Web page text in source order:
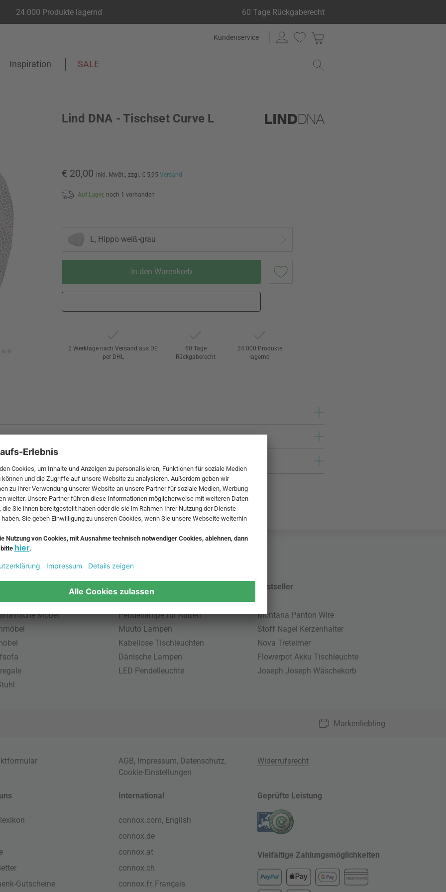
24.000 Produkte lagernd 60 Tage Rückgaberecht
Kundenservice
Inspiration SALE
Lind DNA - Tischset Curve L
€ 20,00 inkl. MwSt., zzgl. € 5,95 Versand
Auf Lager, noch 1 vorhanden
L, Hippo weiß-grau
In den Warenkorb
2 Werktage nach Versand aus DE
per DHL
60 Tage
Rückgaberecht
24.000 Produkte
lagernd
und zzgl.
Möbel
Beliebte Leuchten
Pendellampe für Außen
Muuto Lampen
Kabellose Tischleuchten
Dänische Lampen
LED Pendelleuchte
Bestseller
Montana Panton Wire
Stoff Nagel Kerzenhalter
Nova Treteimer
Flowerpot Akku Tischleuchte
Joseph Joseph Wäschekorb
Markenliebling
AGB, Impressum, Datenschutz,
Cookie-Einstellungen
Widerrufsrecht
Gutscheine
International
connox.com, English
connox.de
connox.at
connox.ch
connox.fr, Français
Geprüfte Leistung
Vielfältige Zahlungsmöglichkeiten
KREDITKARTE